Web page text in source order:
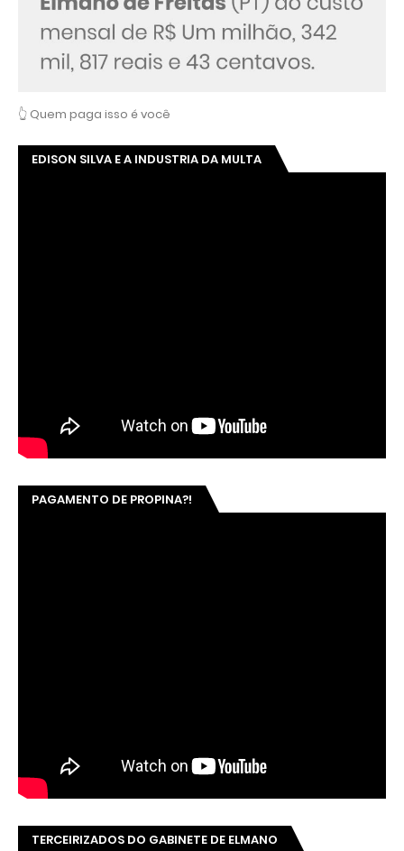
👆 Quem paga isso é você
EDISON SILVA E A INDUSTRIA DA MULTA
PAGAMENTO DE PROPINA?!
TERCEIRIZADOS DO GABINETE DE ELMANO